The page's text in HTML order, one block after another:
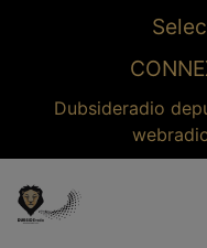
Dubsideradio